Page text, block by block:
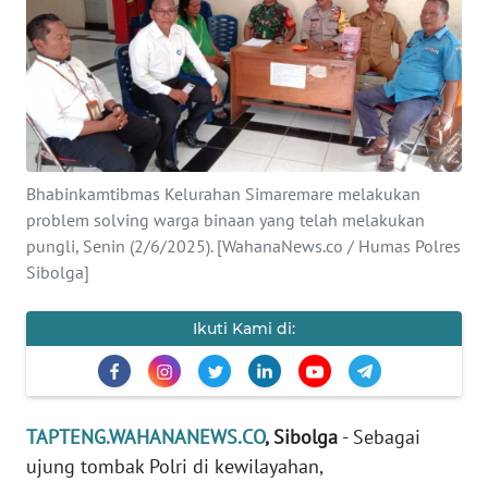
Bhabinkamtibmas Kelurahan Simaremare melakukan
problem solving warga binaan yang telah melakukan
pungli, Senin (2/6/2025). [WahanaNews.co / Humas Polres
Sibolga]
Ikuti Kami di:
TAPTENG.WAHANANEWS.CO, Sibolga - Sebagai
ujung tombak Polri di kewilayahan,
Informasi
INDEKS
BERITA
KONTAK
KAMI
INFO
IKLAN
KAMI
PEDOMAN
MEDIA
SIBER